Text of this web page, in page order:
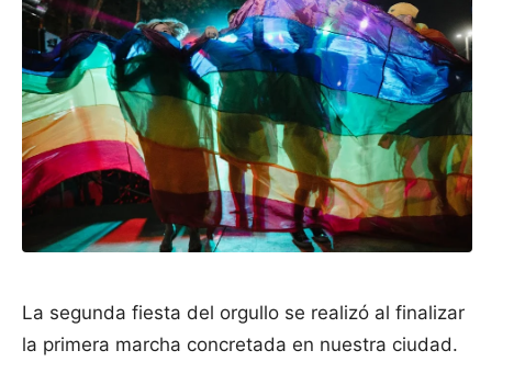
La segunda fiesta del orgullo se realizó al finalizar
la primera marcha concretada en nuestra ciudad.